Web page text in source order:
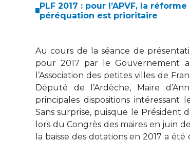
PLF 2017 : pour l’APVF, la
péréquation est prioritaire
Au cours de la séance de
pour 2017 par le Gouvernement
l’Association des petites villes de
Député de l’Ardèche, Maire
principales dispositions intéressant
Sans surprise, puisque le Président
lors du Congrès des maires en juin
la baisse des dotations en 2017 a